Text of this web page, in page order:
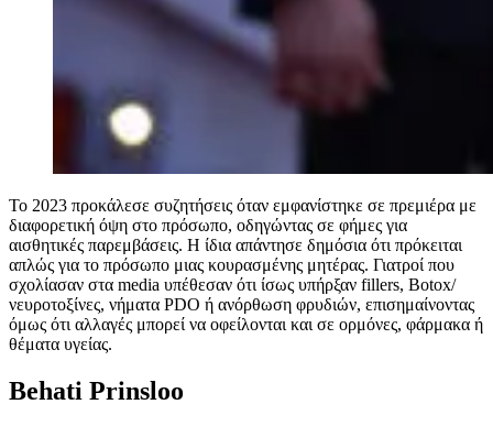
Το 2023 προκάλεσε συζητήσεις όταν εμφανίστηκε σε πρεμιέρα με
διαφορετική όψη στο πρόσωπο, οδηγώντας σε φήμες για
αισθητικές παρεμβάσεις. Η ίδια απάντησε δημόσια ότι πρόκειται
απλώς για το πρόσωπο μιας κουρασμένης μητέρας. Γιατροί που
σχολίασαν στα media υπέθεσαν ότι ίσως υπήρξαν fillers, Botox/
νευροτοξίνες, νήματα PDO ή ανόρθωση φρυδιών, επισημαίνοντας
όμως ότι αλλαγές μπορεί να οφείλονται και σε ορμόνες, φάρμακα ή
θέματα υγείας.
Behati Prinsloo